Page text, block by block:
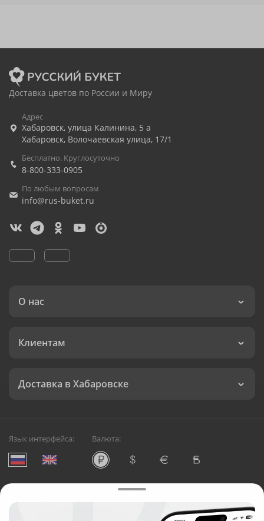
Доставка цветов по России и Миру
Адрес
Хабаровск, улица Калинина, 5 а
Хабаровск, Волочаевская улица, 17/1
Бесплатно. Круглосуточно
8-800-333-0905
По любым вопросам
info@rus-buket.ru
О нас
Клиентам
Доставка в Хабаровске
Язык интерфейса: Валюта:
Служба круглосуточной доставки цветов в Хабаровске
Русский Букет, 2026